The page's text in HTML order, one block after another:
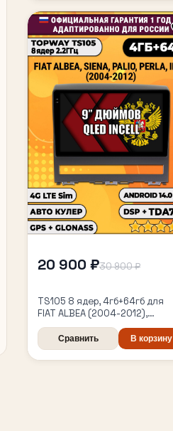
20 900 ₽30 900 ₽
TS105 8 ядер, 4гб+64гб для
FIAT ALBEA (2004-2012),
Android магнитола
Сравнить В корзину